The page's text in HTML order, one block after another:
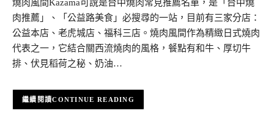
燒肉風間Kazama可說是台中燒肉常見推薦名單，是「台中燒
肉推薦」、「公益路美食」必搜尋的一站，目前有三家分店：
公益本店、老虎城店、福科三店。燒肉風間作為精緻日式燒肉
代表之一，它結合關西流燒肉的風格，餐點有和牛、厚切牛
排、伏見稻荷之秘、奶油…
CONTINUE READING